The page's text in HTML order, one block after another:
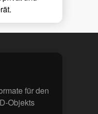
für den
Objekts